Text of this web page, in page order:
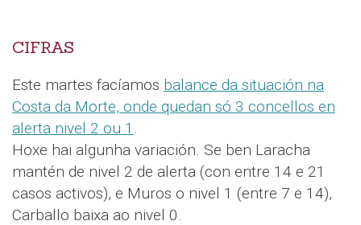
CIFRAS
Este martes facíamos balance da situación na
Costa da Morte, onde quedan só 3 concellos en
alerta nivel 2 ou 1 .
Hoxe hai algunha variación. Se ben Laracha
mantén de nivel 2 de alerta (con entre 14 e 21
casos activos), e Muros o nivel 1 (entre 7 e 14),
Carballo baixa ao nivel 0.